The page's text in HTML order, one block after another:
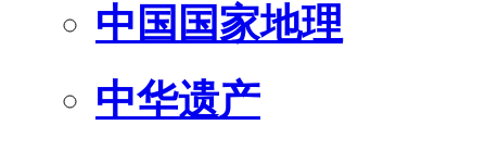
中国国家地理
中华遗产